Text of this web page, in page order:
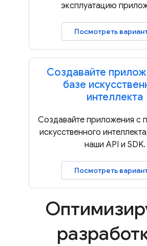
эксплуатацию
Посмотреть
Создавайте
базе
интеллекта
Создавайте приложения с
искусственного
наши API и SDK.
Посмотреть